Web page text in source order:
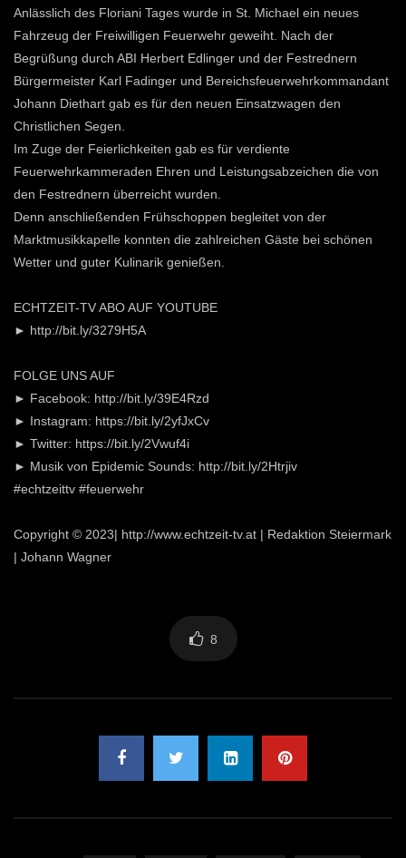
Anlässlich des Floriani Tages wurde in St. Michael ein neues
Fahrzeug der Freiwilligen Feuerwehr geweiht. Nach der
Begrüßung durch ABI Herbert Edlinger und der Festrednern
Bürgermeister Karl Fadinger und Bereichsfeuerwehrkommandant
Johann Diethart gab es für den neuen Einsatzwagen den
Christlichen Segen.
Im Zuge der Feierlichkeiten gab es für verdiente
Feuerwehrkammeraden Ehren und Leistungsabzeichen die von
den Festrednern überreicht wurden.
Denn anschließenden Frühschoppen begleitet von der
Marktmusikkapelle konnten die zahlreichen Gäste bei schönen
Wetter und guter Kulinarik genießen.
ECHTZEIT-TV ABO AUF YOUTUBE
► http://bit.ly/3279H5A
FOLGE UNS AUF
► Facebook: http://bit.ly/39E4Rzd
► Instagram: https://bit.ly/2yfJxCv
► Twitter: https://bit.ly/2Vwuf4i
► Musik von Epidemic Sounds: http://bit.ly/2Htrjiv
#echtzeittv #feuerwehr
Copyright © 2023| http://www.echtzeit-tv.at | Redaktion Steiermark
| Johann Wagner
8